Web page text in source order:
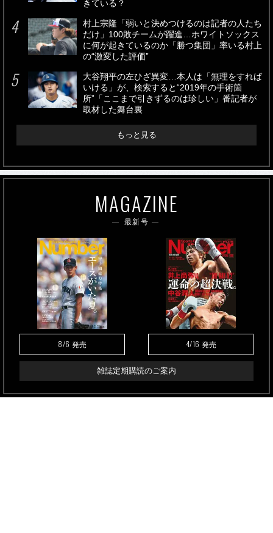
きている？
村上宗隆「弱いと決めつけるのは記者の人たち
だけ」100敗チームが躍進…ホワイトソックス
に何が起きているのか「勝つ集団」率いる村上
の“激変した評価”
大谷翔平の左ひざ異変…本人は「無理をすれば
いける」が、検索すると“2019年の手術箇
所”「ここまで引きずるのは珍しい」番記者が
取材した舞台裏
もっと見る
MAGAZINE
最新号
8/6 発売 4/16 発売
雑誌定期購読のご案内